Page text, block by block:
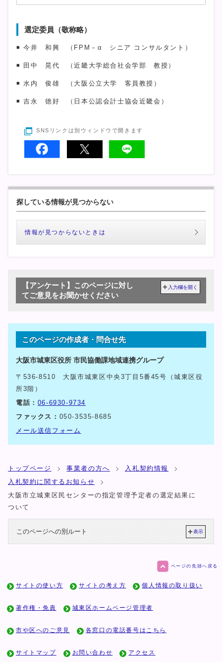
選定委員（敬称略）
◾ 今井 和興 （FPM－α シニア コンサルタント）
◾ 田中 晃代 （近畿大学総合社会学部 教授）
◾ 水内 俊雄 （大阪公立大学 客員教授）
◾ 吉永 徳好 （日本公認会計士協会近畿会）
SNSリンクは別ウィンドウで開きます
探している情報が見つからない
情報が見つからないときは
【アンケート】このページに対し
てご意見をお聞かせください
入力欄を開く
このページの作成者・問合せ先
大阪市城東区役所 市民協働課地域連携グループ
〒536-8510 大阪市城東区中央3丁目5番45号（城東区役
所3階）
電話： 06-6930-9734
ファックス： 050-3535-8685
メール送信フォーム
トップページ 事業者の方へ
入札契約情報
入札契約に関するお知らせ
大阪市立城東区民センターの指定管理予定者の選定結果に
ついて
このページへの別ルート 表示
ページの先頭へ戻る
サイトの使い方 サイトの考え方 個人情報の取り扱い
著作権・免責 城東区ホームページ管理者
市や区へのご意見 各窓口の電話番号はこちら
サイトマップ お問い合わせ アクセス